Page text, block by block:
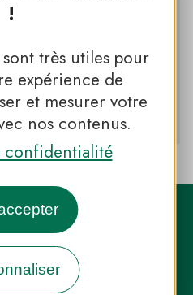
!
très utiles pour
expérience de
et mesurer votre
nos contenus.
confidentialité
CATALANES
PYRÉNÉES